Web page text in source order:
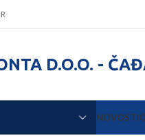
D.O.O. -
NOVOSTI